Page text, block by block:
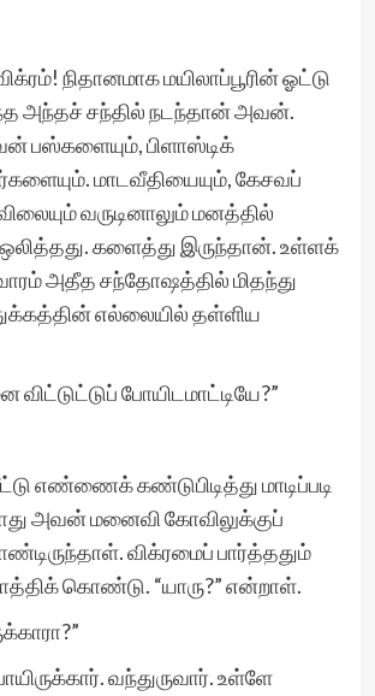
நிதானமாக மயிலாப்பூரின் ஓட்டு
அந்தச் சந்தில் நடந்தான் அவன்.
பஸ்களையும், பிளாஸ்டிக்
மாடவீதியையும், கேசவப்
வருடினாலும் மனத்தில்
ஒலித்தது. களைத்து இருந்தான். உள்ளக்
அதீத சந்தோஷத்தில் மிதந்து
எல்லையில் தள்ளிய
விட்டுட்டுப் போயிடமாட்டியே?”
எண்ணைக் கண்டுபிடித்து மாடிப்படி
அவன் மனைவி கோவிலுக்குப்
விக்ரமைப் பார்த்ததும்
கொண்டு. “யாரு?” என்றாள்.
வந்துருவார். உள்ளே